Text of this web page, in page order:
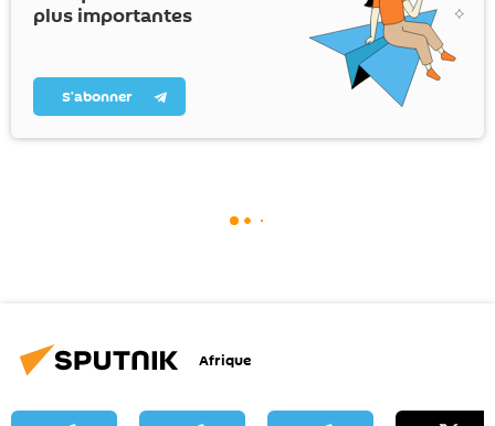
plus importantes
S’abonner
Afrique